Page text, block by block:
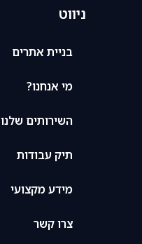
ניווט
בניית אתרים
מי אנחנו?
השירותים שלנו
תיק עבודות
מידע מקצועי
צרו קשר